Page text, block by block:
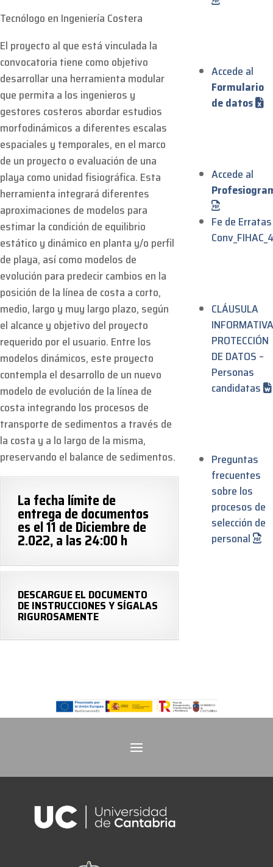
Tecnólogo en Ingeniería Costera
El proyecto al que está vinculada la
convocatoria tiene como objetivo
desarrollar una herramienta modular
que permita a los ingenieros y
gestores costeros abordar estudios
morfodinámicos a diferentes escalas
espaciales y temporales, en el marco
de un proyecto o evaluación de una
playa como unidad fisiográfica. Esta
herramienta integrará diferentes
aproximaciones de modelos para
estimar la condición de equilibrio
estático y dinámico en planta y/o perfil
de playa, así como modelos de
evolución para predecir cambios en la
posición de la línea de costa a corto,
medio, largo y muy largo plazo, según
el alcance y objetivo del proyecto
requerido por el usuario. Entre los
modelos dinámicos, este proyecto
contempla el desarrollo de un nuevo
modelo de evolución de la línea de
costa integrando los procesos de
transporte de sedimentos a través de
la costa y a lo largo de la misma,
preservando el balance de sedimentos.
La fecha límite de
entrega de documentos
es el 11 de Diciembre de
2.022, a las 24:00 h
DESCARGUE EL DOCUMENTO
DE INSTRUCCIONES Y SÍGALAS
RIGUROSAMENTE
Accede al
Formulario
de datos
Accede al
Fe de Erratas
CLÁUSULA
INFORMATIVA
PROTECCIÓN
DE DATOS –
Personas
candidatas
Preguntas
frecuentes
sobre los
procesos de
selección de
personal